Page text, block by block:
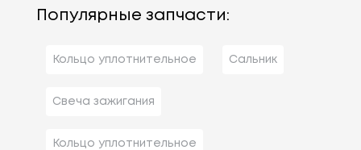
Популярные запчасти:
Кольцо уплотнительное Сальник
Свеча зажигания
Кольцо уплотнительное